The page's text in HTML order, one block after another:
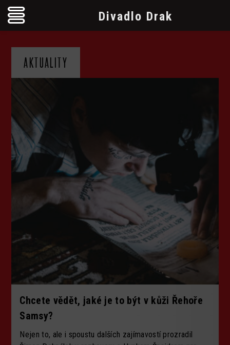
AKTUALITY
Chcete vědět, jaké je to být v kůži Řehoře
Samsy?
Nejen to, ale i spoustu dalších zajímavostí prozradil
Divadlo Drak